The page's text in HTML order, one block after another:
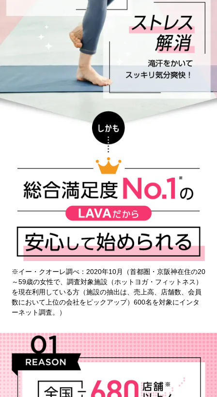
※イー・クオーレ調べ：2020年10月（首都圏・京阪神在住の20
～59歳の女性で、調査対象施設（ホットヨガ・フィットネス）
を現在利用している方（施設の抽出は、売上高、店舗数、会員
数において上位の会社をピックアップ）600名を対象にインタ
ーネット調査。）